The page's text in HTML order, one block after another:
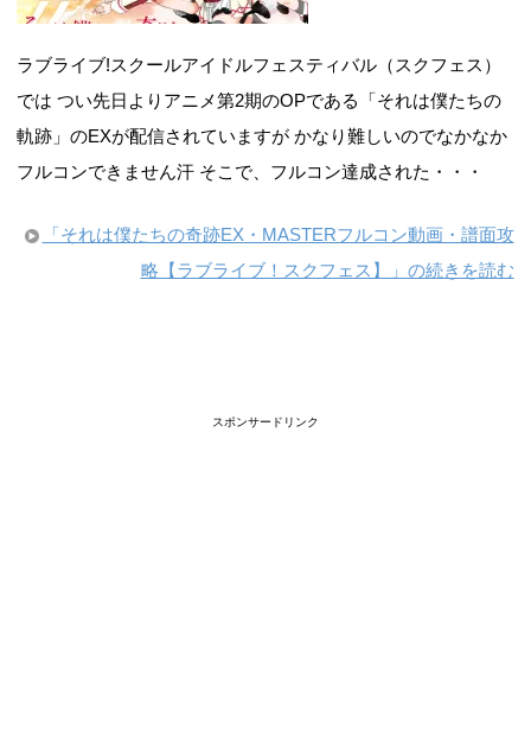
ラブライブ!スクールアイドルフェスティバル（スクフェス）
では つい先日よりアニメ第2期のOPである「それは僕たちの
軌跡」のEXが配信されていますが かなり難しいのでなかなか
フルコンできません汗 そこで、フルコン達成された・・・
「それは僕たちの奇跡EX・MASTERフルコン動画・譜面攻
略【ラブライブ！スクフェス】」の続きを読む
スポンサードリンク